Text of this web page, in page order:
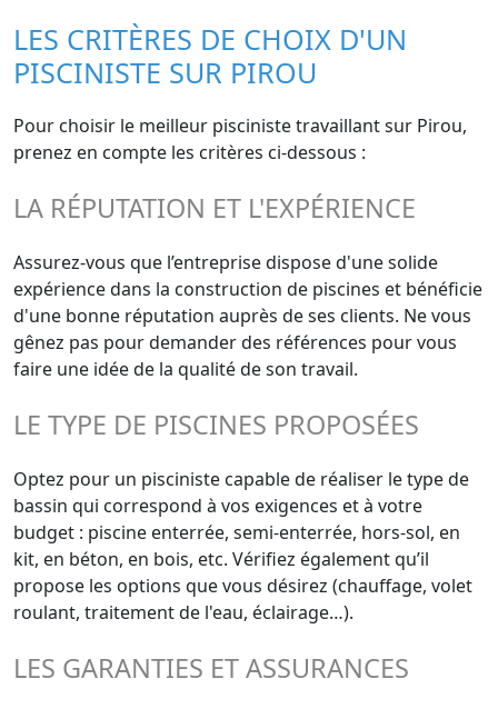
LES CRITÈRES DE CHOIX D'UN
PISCINISTE SUR PIROU
Pour choisir le meilleur pisciniste travaillant sur Pirou,
prenez en compte les critères ci-dessous :
LA RÉPUTATION ET L'EXPÉRIENCE
Assurez-vous que l’entreprise dispose d'une solide
expérience dans la construction de piscines et bénéficie
d'une bonne réputation auprès de ses clients. Ne vous
gênez pas pour demander des références pour vous
faire une idée de la qualité de son travail.
LE TYPE DE PISCINES PROPOSÉES
Optez pour un pisciniste capable de réaliser le type de
bassin qui correspond à vos exigences et à votre
budget : piscine enterrée, semi-enterrée, hors-sol, en
kit, en béton, en bois, etc. Vérifiez également qu’il
propose les options que vous désirez (chauffage, volet
roulant, traitement de l'eau, éclairage…).
LES GARANTIES ET ASSURANCES